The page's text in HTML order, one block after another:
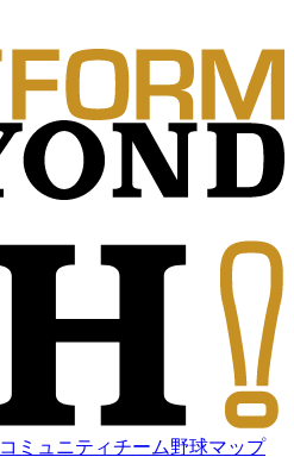
コミュニティチーム野球マップ